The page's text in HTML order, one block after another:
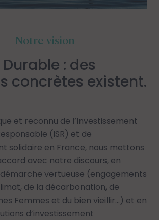
Notre vision
: des
concrètes existent.
et reconnu de l’Investissement
(ISR) et de
solidaire en France, nous mettons
avec notre discours, en
vertueuse (engagements
de la décarbonation, de
Femmes et du bien vieillir…) et en
d’investissement